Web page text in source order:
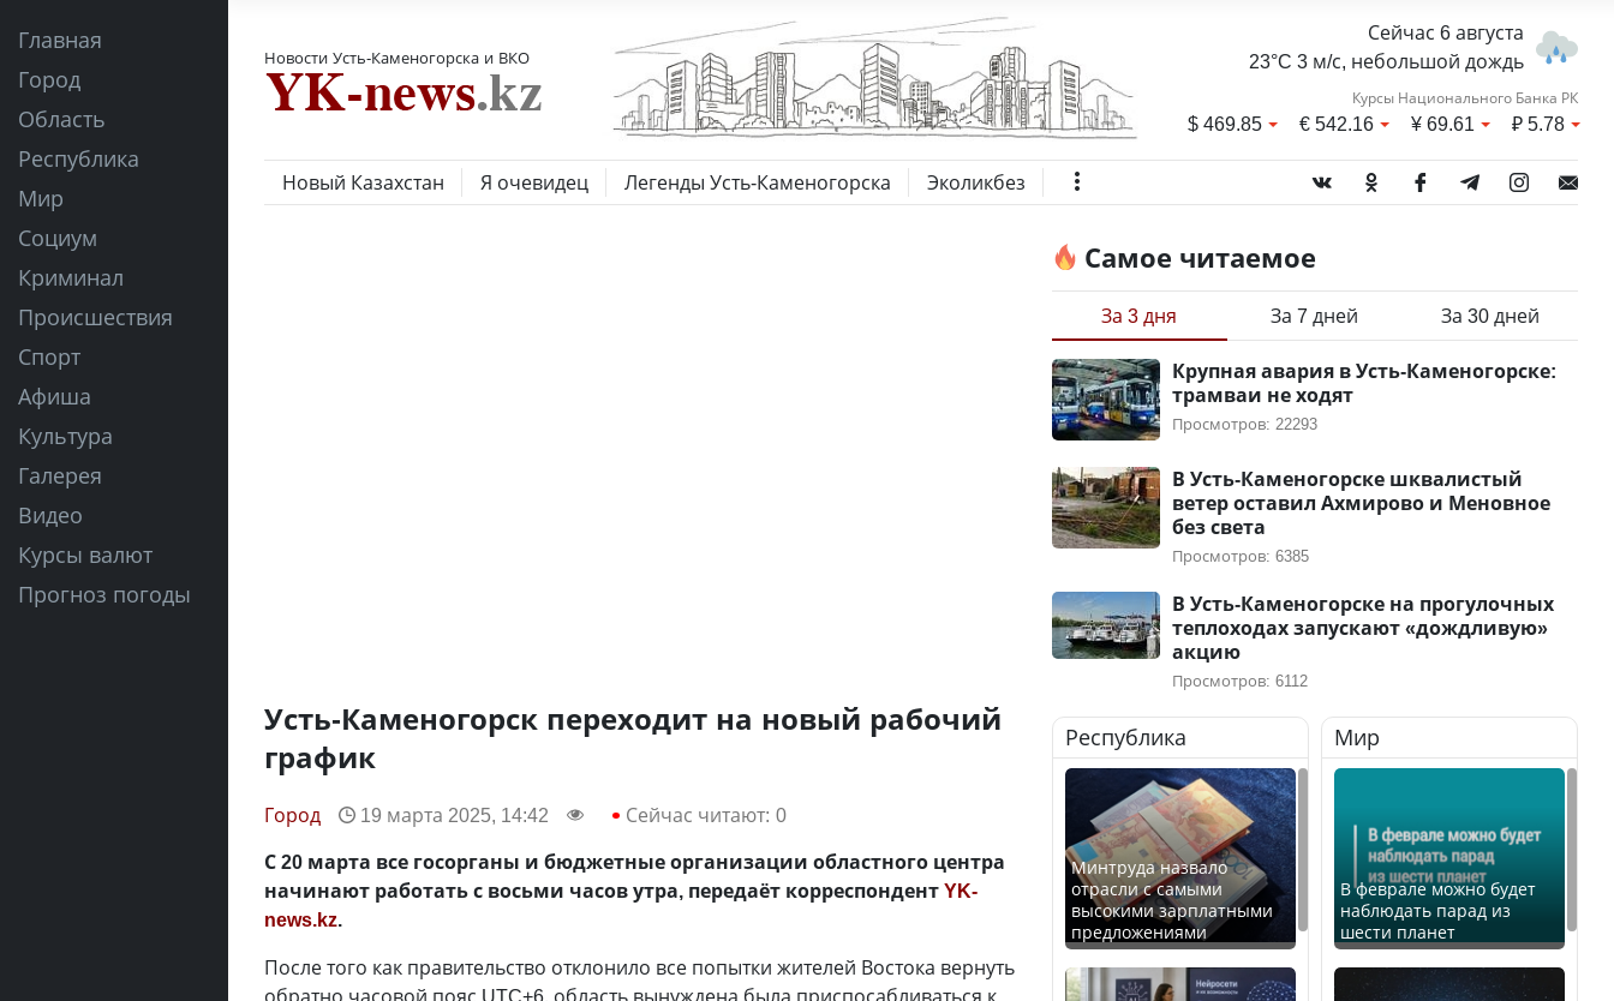
Главная
Город
Область
Республика
Мир
Социум
Криминал
Происшествия
Спорт
Афиша
Культура
Галерея
Видео
Курсы валют
Прогноз погоды
Новости Усть-Каменогорска и ВКО
Сейчас 6 августа
23°C 3 м/с, небольшой дождь
Курсы Национального Банка РК
$469.85 €542.16 ¥69.61 ₽5.78
Новый Казахстан Я очевидец Легенды Усть-Каменогорска Эколикбез
Усть-Каменогорск переходит на новый рабочий
график
Город 19 марта 2025, 14:42 Сейчас читают: 0
С 20 марта все госорганы и бюджетные организации областного центра
начинают работать с восьми часов утра, передаёт корреспондентYK-
news.kz.
После того как правительство отклонило все попытки жителей Востока вернуть
Самое читаемое
За 3 дня За 7 дней За 30 дней
Крупная авария в Усть-Каменогорске:
трамваи не ходят
Просмотров: 22293
В Усть-Каменогорске шквалистый
ветер оставил Ахмирово и Меновное
без света
Просмотров: 6385
В Усть-Каменогорске на прогулочных
теплоходах запускают «дождливую»
акцию
Просмотров: 6112
Республика
Минтруда назвало
отрасли с самыми
высокими зарплатными
предложениями
Мир
В феврале можно будет
наблюдать парад из
шести планет